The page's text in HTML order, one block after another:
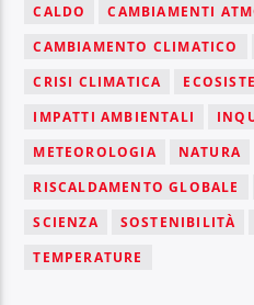
CALDO
CAMBIAMENTI
CAMBIAMENTO CLIMATICO
CRISI CLIMATICA
IMPATTI AMBIENTALI
METEOROLOGIA
NATURA
RISCALDAMENTO GLOBALE
SCIENZA
SOSTENIBILITÀ
TEMPERATURE